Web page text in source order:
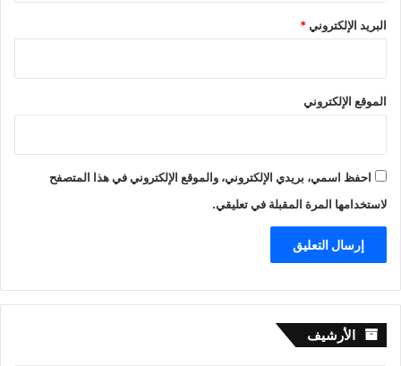
البريد الإلكتروني*
الموقع الإلكتروني
احفظ اسمي، بريدي الإلكتروني، والموقع الإلكتروني في هذا المتصفح
لاستخدامها المرة المقبلة في تعليقي.
الأرشيف الأرشيف